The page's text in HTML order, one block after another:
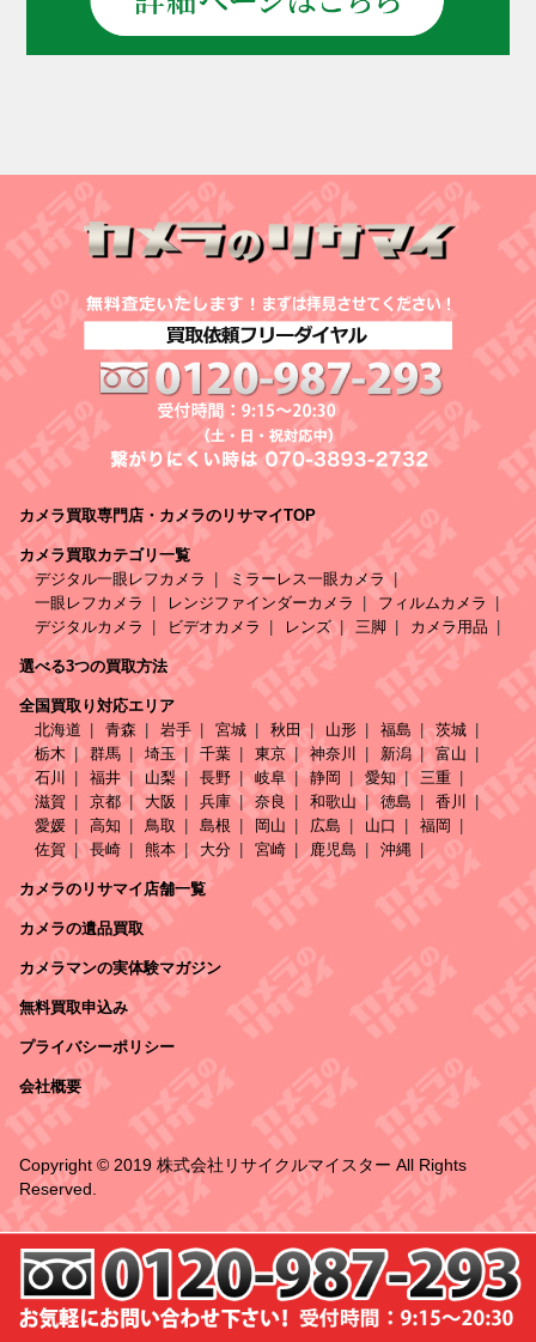
カメラ買取専門店・カメラのリサマイTOP
カメラ買取カテゴリ一覧
デジタル一眼レフカメラ
ミラーレス一眼カメラ
一眼レフカメラ
レンジファインダーカメラ
フィルムカメラ
デジタルカメラ
ビデオカメラ レンズ 三脚 カメラ用品
選べる3つの買取方法
全国買取り対応エリア
北海道
青森 岩手 宮城 秋田 山形 福島
茨城
栃木
群馬 埼玉 千葉 東京 神奈川 新潟
富山
石川
福井 山梨 長野 岐阜 静岡 愛知
三重
滋賀
京都 大阪 兵庫 奈良 和歌山 徳島
香川
愛媛
高知 鳥取 島根 岡山 広島 山口
福岡
佐賀
長崎 熊本 大分 宮崎 鹿児島 沖縄
カメラのリサマイ店舗一覧
カメラの遺品買取
カメラマンの実体験マガジン
無料買取申込み
プライバシーポリシー
会社概要
Copyright © 2019 株式会社リサイクルマイスター All Rights
Reserved.